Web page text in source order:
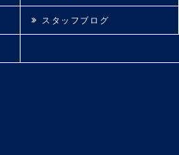
スタッフブログ